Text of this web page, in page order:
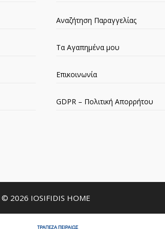
Αναζήτηση Παραγγελίας
Τα Αγαπημένα μου
Επικοινωνία
GDPR – Πολιτική Απορρήτου
© 2026 IOSIFIDIS HOME